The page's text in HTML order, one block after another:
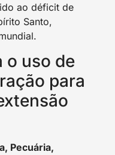
ao déficit de
Santo,
o uso de
para
Pecuária,